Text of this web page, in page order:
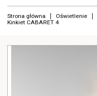
Strona główna Oświetlenie
Kinkiet CABARET 4